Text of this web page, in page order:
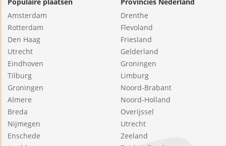
Populaire plaatsen
Amsterdam
Rotterdam
Den Haag
Utrecht
Eindhoven
Tilburg
Groningen
Almere
Breda
Nijmegen
Enschede
Provincies Nederland
Drenthe
Flevoland
Friesland
Gelderland
Groningen
Limburg
Noord-Brabant
Noord-Holland
Overijssel
Utrecht
Zeeland